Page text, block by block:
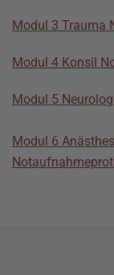
Modul 3 Trauma
Modul 4 Konsil
Modul 5
Modul 6